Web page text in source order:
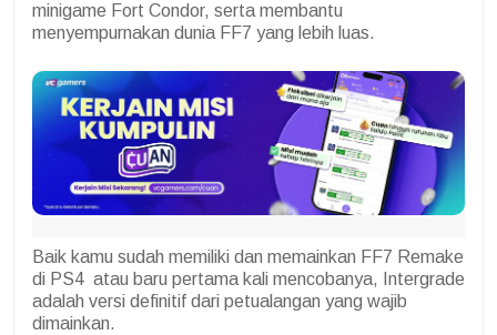
minigame Fort Condor, serta membantu
menyempurnakan dunia FF7 yang lebih luas.
Baik kamu sudah memiliki dan memainkan FF7 Remake
di PS4 atau baru pertama kali mencobanya, Intergrade
adalah versi definitif dari petualangan yang wajib
dimainkan.